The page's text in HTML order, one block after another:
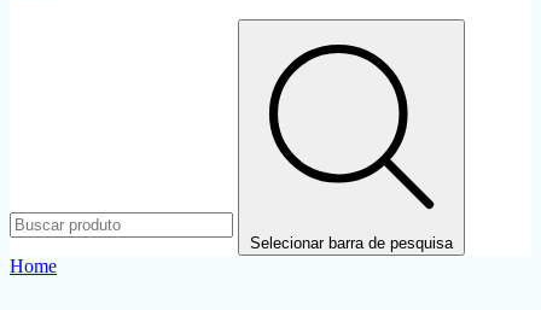
Selecionar barra de pesquisa
Home